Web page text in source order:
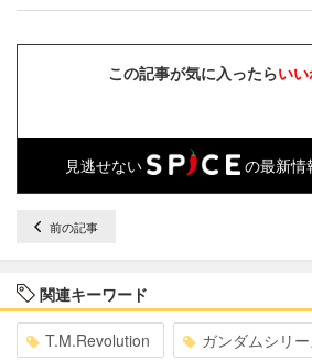
この記事が気に入ったらいい
見逃せない の最新情
前の記事
関連キーワード
T.M.Revolution ガンダムシリ